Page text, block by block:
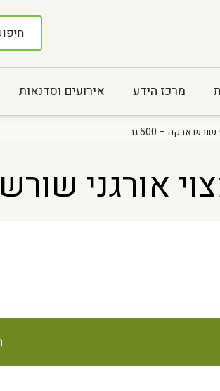
מרכז הידע אירועים וסדנאות
אבקה – 500 גר
אורגני שורש